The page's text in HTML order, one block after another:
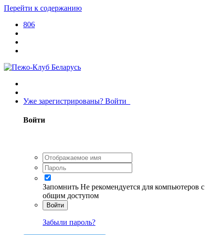
Перейти к содержанию
806
Уже зарегистрированы? Войти
Войти
Запомнить Не рекомендуется для компьютеров с
общим доступом
Войти
Забыли пароль?